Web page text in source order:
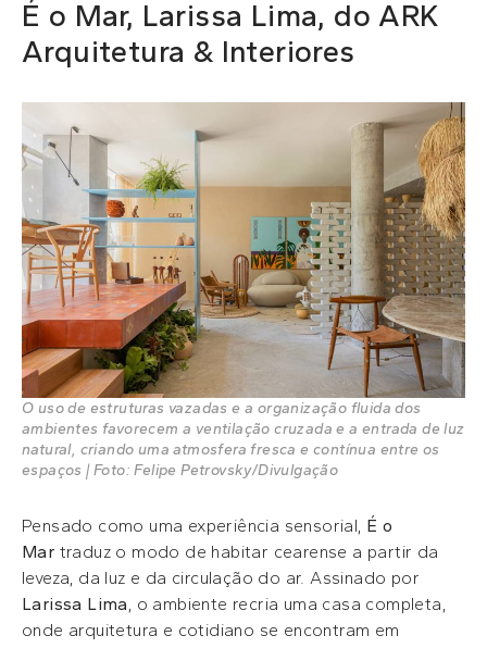
É o Mar, Larissa Lima, do ARK
Arquitetura & Interiores
O uso de estruturas vazadas e a organização fluida dos
ambientes favorecem a ventilação cruzada e a entrada de luz
natural, criando uma atmosfera fresca e contínua entre os
espaços | Foto: Felipe Petrovsky/Divulgação
Pensado como uma experiência sensorial, É o
Mar traduz o modo de habitar cearense a partir da
leveza, da luz e da circulação do ar. Assinado por
Larissa Lima , o ambiente recria uma casa completa,
onde arquitetura e cotidiano se encontram em